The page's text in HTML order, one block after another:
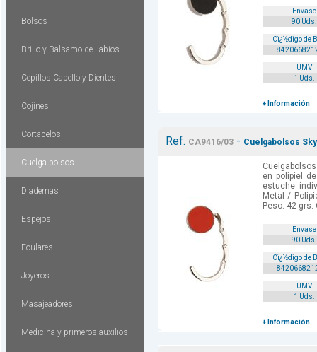
Bolsos
Brillo y Balsamo de Labios
Cepillos Cabello y Dientes
Cojines
Cortapelos
Cuelga bolsos
Diademas
Espejos
Foulares
Joyeros
Masajeadores
Medicina y primeros auxilios
Envase
90 Uds.
Cï¿½digo de
UMV
1 Uds.
+ Información
Ref. CA9416/03- Cuelgabolsos
en polipiel
estuche
Metal /
Peso: 42 grs.
Envase
90 Uds.
Cï¿½digo de
UMV
1 Uds.
+ Información